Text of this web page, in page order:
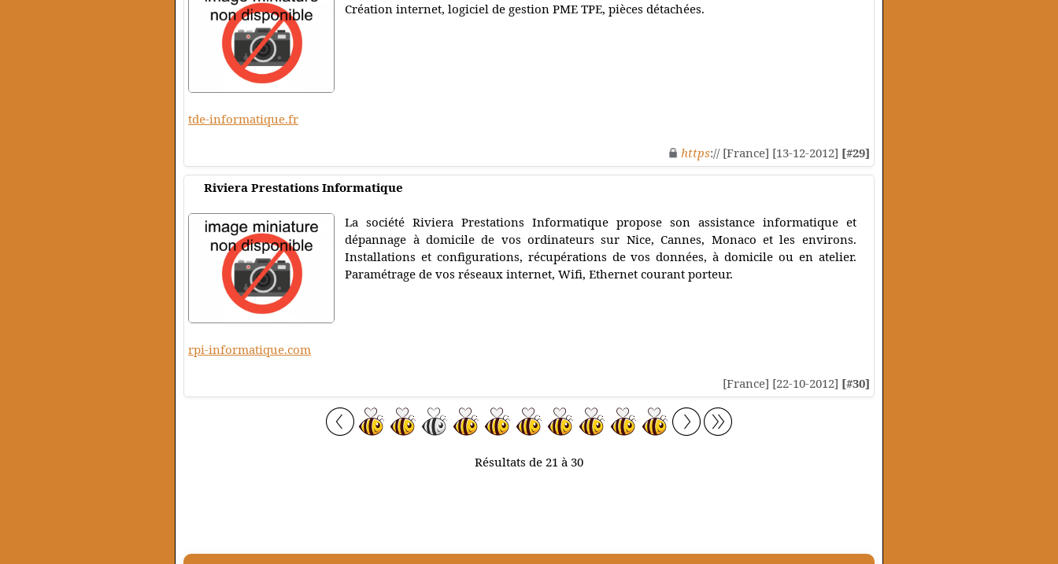
Création internet, logiciel de gestion PME TPE, pièces détachées.
tde-informatique.fr
https:// [France] [13-12-2012] [#29]
Riviera Prestations Informatique
La société Riviera Prestations Informatique propose son assistance informatique et
dépannage à domicile de vos ordinateurs sur Nice, Cannes, Monaco et les environs.
Installations et configurations, récupérations de vos données, à domicile ou en atelier.
Paramétrage de vos réseaux internet, Wifi, Ethernet courant porteur.
rpi-informatique.com
[France] [22-10-2012] [#30]
Résultats de 21 à 30